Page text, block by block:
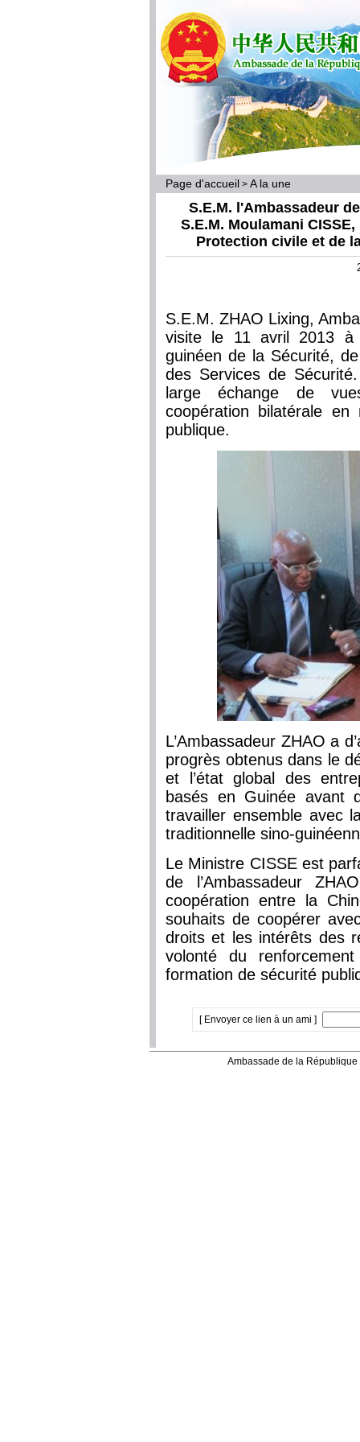
Page d'accueil > A la une
S.E.M. l'Ambassadeur
S.E.M. Moulamani
Protection civile et de
S.E.M. ZHAO Lixing,
visite le 11 avril 2013 à
guinéen de la Sécurité,
des Services de
large échange de
coopération bilatérale
publique.
L’Ambassadeur ZHAO a
progrès obtenus dans le
et l’état global des
basés en Guinée avant
travailler ensemble avec
traditionnelle sino-
Le Ministre CISSE est
de l’Ambassadeur
coopération entre la
souhaits de coopérer
droits et les intérêts des
volonté du
formation de sécurité
[ Envoyer ce lien à un ami ]
Ambassade de la